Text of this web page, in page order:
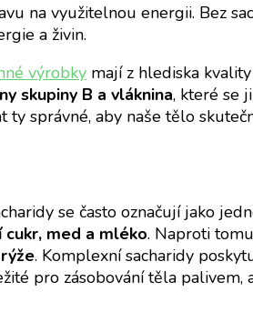
na využitelnou energii. Bez
a živin.
výrobky mají z hlediska
skupiny B a vláknina, které se
správné, aby naše tělo
se často označují jako
med a mléko. Naproti
. Komplexní sacharidy
pro zásobování těla